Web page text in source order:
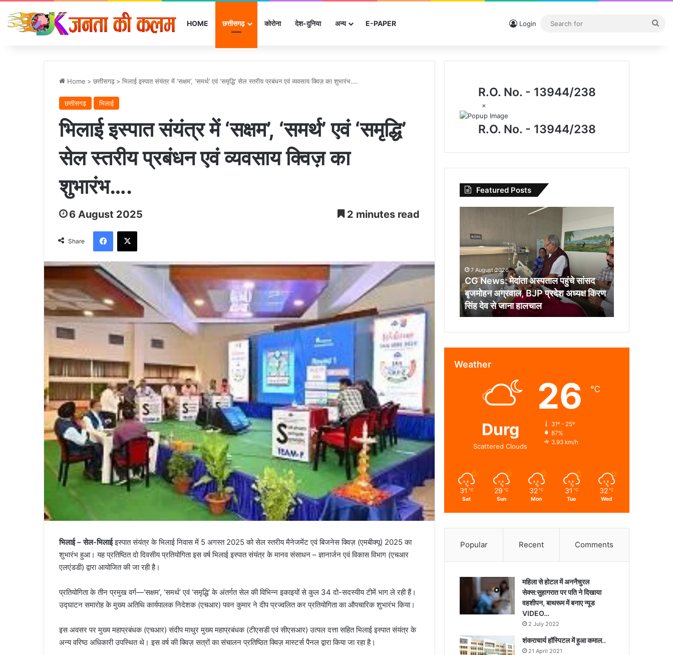
HOME छत्तीसगढ़ कोरोना देश-दुनिया अन्‍य E-PAPER Login
Home > छत्तीसगढ़ > भिलाई इस्पात संयंत्र में ‘सक्षम’, ‘समर्थ’ एवं ‘समृद्धि’ सेल स्तरीय प्रबंधन एवं व्यवसाय क्विज़ का शुभारंभ….
छत्तीसगढ़ भिलाई
भिलाई इस्पात संयंत्र में ‘सक्षम’, ‘समर्थ’ एवं ‘समृद्धि’
सेल स्तरीय प्रबंधन एवं व्यवसाय क्विज़ का
शुभारंभ….
6 August 2025 2 minutes read
Share
Facebook
X
भिलाई – सेल-भिलाईइस्पात संयंत्र के भिलाई निवास में 5 अगस्त 2025 को सेल स्तरीय मैनेजमेंट एवं बिजनेस क्विज़ (एमबीक्यू) 2025 का
शुभारंभ हुआ। यह प्रतिष्ठित दो दिवसीय प्रतियोगिता इस वर्ष भिलाई इस्पात संयंत्र के मानव संसाधन – ज्ञानार्जन एवं विकास विभाग (एचआर
एलएंडडी) द्वारा आयोजित की जा रही है।
प्रतियोगिता के तीन प्रमुख वर्ग—‘सक्षम’, ‘समर्थ’ एवं ‘समृद्धि’ के अंतर्गत सेल की विभिन्न इकाइयों से कुल 34 दो-सदस्यीय टीमें भाग ले रही हैं।
उद्घाटन समारोह के मुख्य अतिथि कार्यपालक निदेशक (एचआर) पवन कुमार ने दीप प्रज्वलित कर प्रतियोगिता का औपचारिक शुभारंभ किया।
इस अवसर पर मुख्य महाप्रबंधक (एचआर) संदीप माथुर मुख्य महाप्रबंधक (टीएसडी एवं सीएसआर) उत्पल दत्ता सहित भिलाई इस्पात संयंत्र के
अन्य वरिष्ठ अधिकारी उपस्थित थे। इस वर्ष की क्विज़ सत्रों का संचालन प्रतिष्ठित क्विज़ मास्टर्स पैनल द्वारा किया जा रहा है।
R.O. No. - 13944/238
×
R.O. No. - 13944/238
Featured Posts
मेदांता
अस्पताल
पहुंचे
बृजमोहन
अग्रवाल,
BJP
प्रदेश
अध्यक्ष
देव
जाना
7 August 2026
CG News: मेदांता अस्पताल पहुंचे सांसद
बृजमोहन अग्रवाल, BJP प्रदेश अध्यक्ष किरण
सिंह देव से जाना हालचाल
Weather
Durg
Scattered Clouds
26 ℃
31º - 25º
87%
3.93 km/h
31 ℃
Sat
29 ℃
Sun
32 ℃
Mon
31 ℃
Tue
32 ℃
Wed
Popular Recent Comments
महिला से होटल में अननैचुरल
सेक्स:सुहागरात पर पति ने दिखाया
वहशीपन, बाथरूम में बनाए न्यूड
VIDEO…
2 July 2022
शंकराचार्य हॉस्पिटल में हुआ कमाल..
21 April 2021